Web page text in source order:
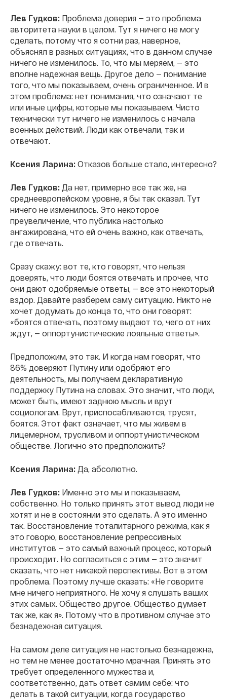
Лев Гудков: Проблема доверия — это проблема
авторитета науки в целом. Тут я ничего не могу
сделать, потому что я сотни раз, наверное,
объяснял в разных ситуациях, что в данном случае
ничего не изменилось. То, что мы меряем, — это
вполне надежная вещь. Другое дело — понимание
того, что мы показываем, очень ограниченное. И в
этом проблема: нет понимания, что означают те
или иные цифры, которые мы показываем. Чисто
технически тут ничего не изменилось с начала
военных действий. Люди как отвечали, так и
отвечают.
Ксения Ларина: Отказов больше стало, интересно?
Лев Гудков: Да нет, примерно все так же, на
среднеевропейском уровне, я бы так сказал. Тут
ничего не изменилось. Это некоторое
преувеличение, что публика настолько
ангажирована, что ей очень важно, как отвечать,
где отвечать.
Сразу скажу: вот те, кто говорят, что нельзя
доверять, что люди боятся отвечать и прочее, что
они дают одобряемые ответы, — все это некоторый
вздор. Давайте разберем саму ситуацию. Никто не
хочет додумать до конца то, что они говорят:
«боятся отвечать, поэтому выдают то, чего от них
ждут, — оппортунистические лояльные ответы».
Предположим, это так. И когда нам говорят, что
86% доверяют Путину или одобряют его
деятельность, мы получаем декларативную
поддержку Путина на словах. Это значит, что люди,
может быть, имеют заднюю мысль и врут
социологам. Врут, приспосабливаются, трусят,
боятся. Этот факт означает, что мы живем в
лицемерном, трусливом и оппортунистическом
обществе. Логично это предположить?
Ксения Ларина: Да, абсолютно.
Лев Гудков: Именно это мы и показываем,
собственно. Но только принять этот вывод люди не
хотят и не в состоянии это сделать. А это именно
так. Восстановление тоталитарного режима, как я
это говорю, восстановление репрессивных
институтов — это самый важный процесс, который
происходит. Но согласиться с этим — это значит
сказать, что нет никакой перспективы. Вот в этом
проблема. Поэтому лучше сказать: «Не говорите
мне ничего неприятного. Не хочу я слушать ваших
этих самых. Общество другое. Общество думает
так же, как я». Потому что в противном случае это
безнадежная ситуация.
На самом деле ситуация не настолько безнадежна,
но тем не менее достаточно мрачная. Принять это
требует определенного мужества и,
соответственно, дать ответ самим себе: что
делать в такой ситуации, когда государство